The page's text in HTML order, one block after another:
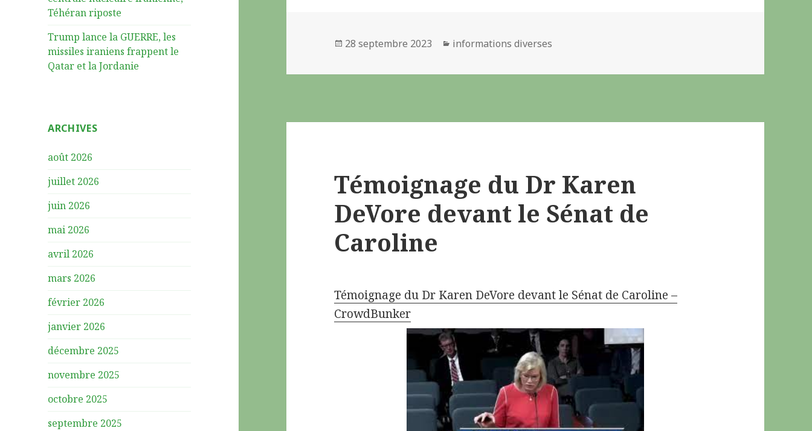
Téhéran riposte
Trump lance la GUERRE, les
missiles iraniens frappent le
Qatar et la Jordanie
ARCHIVES
août 2026
juillet 2026
juin 2026
mai 2026
avril 2026
mars 2026
février 2026
janvier 2026
décembre 2025
novembre 2025
octobre 2025
septembre 2025
Publié
28 septembre 2023 Catégories
informations diverses
Témoignage du Dr Karen
DeVore devant le Sénat de
Caroline
Témoignage du Dr Karen DeVore devant le Sénat de Caroline –
CrowdBunker